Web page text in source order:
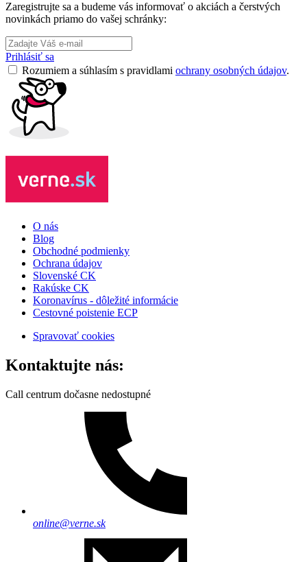
Zaregistrujte sa a budeme vás informovať o akciách a čerstvých
novinkách priamo do vašej schránky:
Prihlásiť sa
Rozumiem a súhlasím s pravidlami ochrany osobných údajov.
O nás
Blog
Obchodné podmienky
Ochrana údajov
Slovenské CK
Rakúske CK
Koronavírus - dôležité informácie
Cestovné poistenie ECP
Spravovať cookies
Kontaktujte nás:
Call centrum dočasne nedostupné
online@verne.sk